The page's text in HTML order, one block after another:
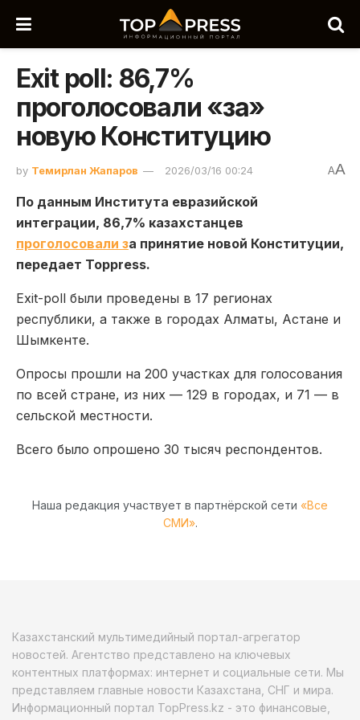
Exit poll: 86,7%
проголосовали «за»
новую Конституцию
by Темирлан Жапаров 2026/03/16 00:24 AA
По данным Института евразийской
интеграции, 86,7% казахстанцев
проголосовали за принятие новой Конституции,
передает Toppress.
Exit-poll были проведены в 17 регионах
республики, а также в городах Алматы, Астане и
Шымкенте.
Опросы прошли на 200 участках для голосования
по всей стране, из них — 129 в городах, и 71 — в
сельской местности.
Всего было опрошено 30 тысяч респондентов.
Наша редакция участвует в партнёрской сети «Все
СМИ».
Казахстанский мультимедийный портал-агрегатор
новостей. Агентство представлено на ключевых
контентных платформах: интернет и социальные сети. Мы
представляем главные новости Казахстана, СНГ и мира.
Информационный портал TopPress.kz - это финансовые,